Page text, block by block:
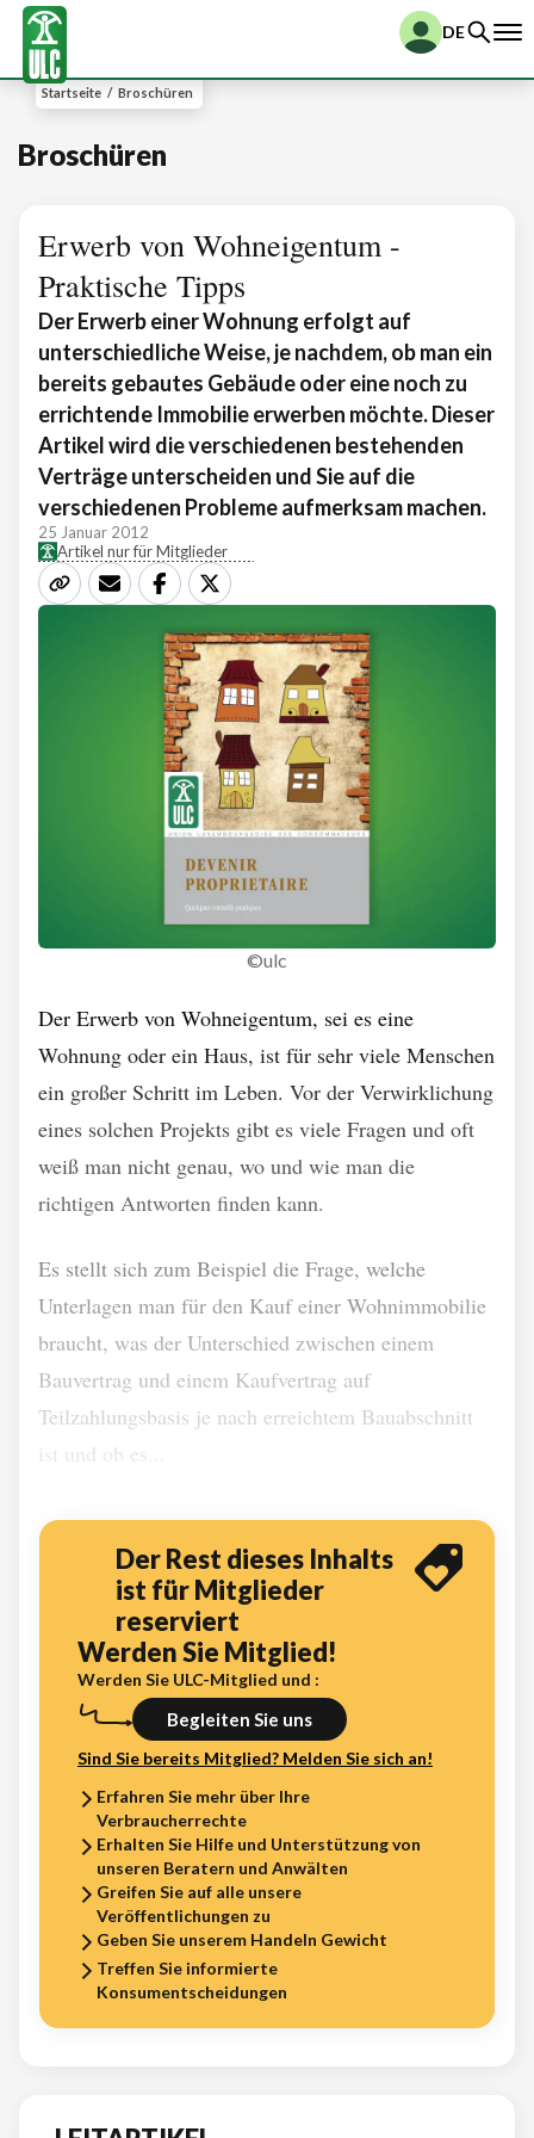
DE
Startseite / Broschüren
Broschüren
Erwerb von Wohneigentum -
Praktische Tipps
Der Erwerb einer Wohnung erfolgt auf
unterschiedliche Weise, je nachdem, ob man ein
bereits gebautes Gebäude oder eine noch zu
errichtende Immobilie erwerben möchte. Dieser
Artikel wird die verschiedenen bestehenden
Verträge unterscheiden und Sie auf die
verschiedenen Probleme aufmerksam machen.
25 Januar 2012
Artikel nur für Mitglieder
©ulc
Der Erwerb von Wohneigentum, sei es eine
Wohnung oder ein Haus, ist für sehr viele Menschen
ein großer Schritt im Leben. Vor der Verwirklichung
eines solchen Projekts gibt es viele Fragen und oft
weiß man nicht genau, wo und wie man die
richtigen Antworten finden kann.
Es stellt sich zum Beispiel die Frage, welche
Unterlagen man für den Kauf einer Wohnimmobilie
braucht, was der Unterschied zwischen einem
Bauvertrag und einem Kaufvertrag auf
Teilzahlungsbasis je nach erreichtem Bauabschnitt
ist und ob es...
Der Rest dieses Inhalts
ist für Mitglieder
reserviert
Werden Sie Mitglied!
Werden Sie ULC-Mitglied und :
Begleiten Sie uns
Sind Sie bereits Mitglied? Melden Sie sich an!
Erfahren Sie mehr über Ihre
Verbraucherrechte
Erhalten Sie Hilfe und Unterstützung von
unseren Beratern und Anwälten
Greifen Sie auf alle unsere
Veröffentlichungen zu
Geben Sie unserem Handeln Gewicht
Treffen Sie informierte
Konsumentscheidungen